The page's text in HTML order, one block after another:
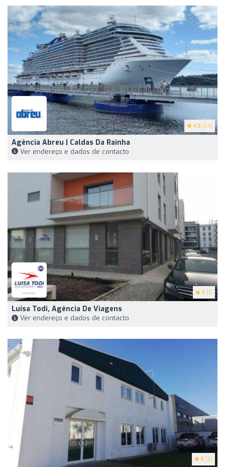
4.5 (24)
Agência Abreu | Caldas Da Rainha
Ver endereço e dados de contacto
4 (1)
Luisa Todi, Agência De Viagens
Ver endereço e dados de contacto
5 (3)